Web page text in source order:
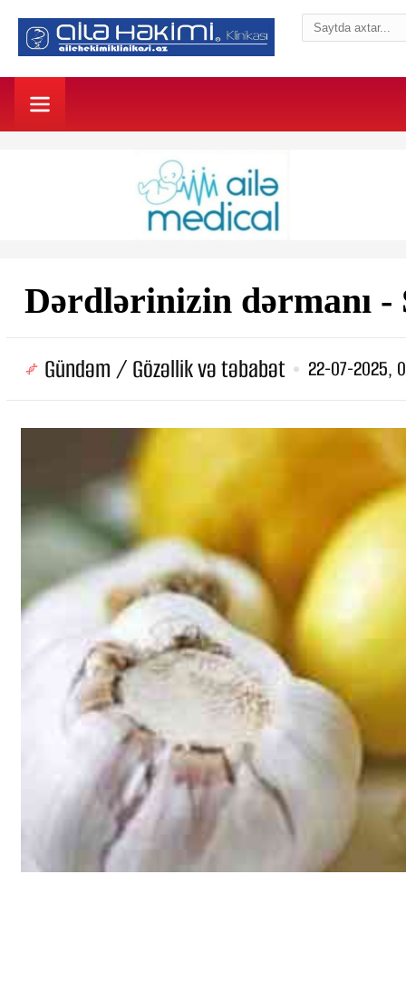
Dərdlərinizin dərmanı -
Gündəm / Gözəllik və təbabət 22-07-2025,